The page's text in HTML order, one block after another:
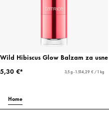
Wild Hibiscus Glow Balzam za usne
5,30 €*
3,5 g - 1.514,29 € / 1 kg
Home